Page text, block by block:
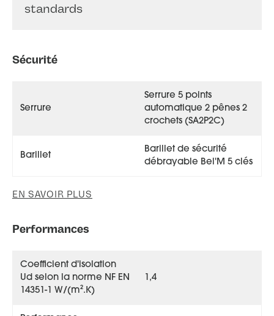
standards
Sécurité
Serrure
Serrure 5 points
automatique 2 pênes 2
crochets (SA2P2C)
Barillet
Barillet de sécurité
débrayable Bel'M 5 clés
EN SAVOIR PLUS
Performances
Coefficient d'isolation
Ud selon la norme NF EN
14351-1 W/(m².K)
1,4